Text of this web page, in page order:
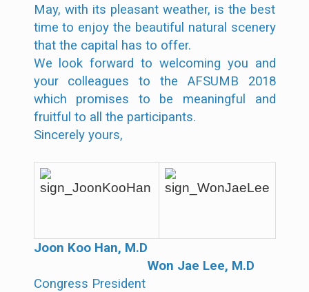
May, with its pleasant weather, is the best
time to enjoy the beautiful natural scenery
that the capital has to offer.
We look forward to welcoming you and
your colleagues to the AFSUMB 2018
which promises to be meaningful and
fruitful to all the participants.
Sincerely yours,
Joon Koo Han, M.D
Won Jae Lee, M.D
Congress President